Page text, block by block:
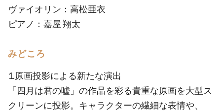
ヴァイオリン：高松亜衣
ピアノ：嘉屋 翔太
みどころ
1.原画投影による新たな演出
「四月は君の嘘」の作品を彩る貴重な原画を大型ス
クリーンに投影。キャラクターの繊細な表情や、